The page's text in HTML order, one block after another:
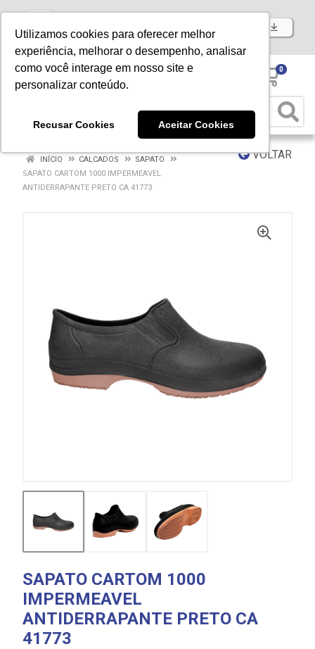
Utilizamos cookies para oferecer melhor
experiência, melhorar o desempenho, analisar
como você interage em nosso site e
personalizar conteúdo.
Recusar Cookies Aceitar Cookies
Baixe já nosso APP
0
VOLTAR
INÍCIO CALCADOS
SAPATO
SAPATO CARTOM 1000 IMPERMEAVEL
ANTIDERRAPANTE PRETO CA 41773
SAPATO CARTOM 1000
IMPERMEAVEL
ANTIDERRAPANTE PRETO CA
41773